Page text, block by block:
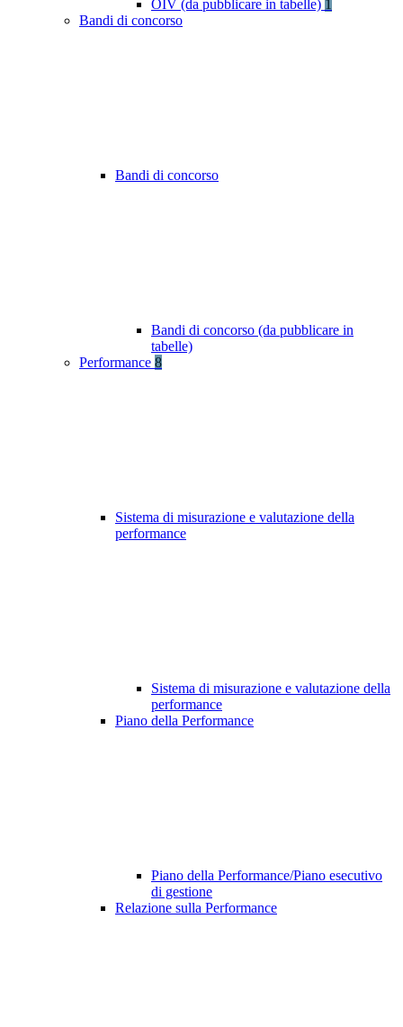
OIV (da pubblicare in tabelle) 1
Bandi di concorso
Bandi di concorso
Bandi di concorso (da pubblicare in
tabelle)
Performance 8
Sistema di misurazione e valutazione della
performance
Sistema di misurazione e valutazione della
performance
Piano della Performance
Piano della Performance/Piano esecutivo
di gestione
Relazione sulla Performance